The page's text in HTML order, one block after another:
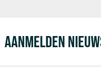
AANMELDEN